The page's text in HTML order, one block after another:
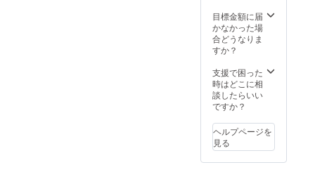
とのコ
ラボ商
品は在
庫に限
ります
のでそ
の場合
セレク
セサ
リーの
リター
ンにな
目標金額に届
かなかった場
合どうなりま
すか？
支援で困った
時はどこに相
談したらいい
ですか？
ヘルプページを
見る